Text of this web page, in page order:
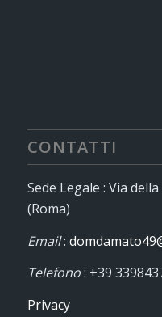
CONTATTI
Sede Legale : Via
(Roma)
Email:
Telefono: +39
Privacy